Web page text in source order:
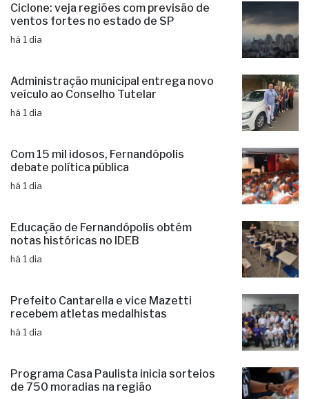
Ciclone: veja regiões com previsão de
ventos fortes no estado de SP
há 1 dia
Administração municipal entrega novo
veículo ao Conselho Tutelar
há 1 dia
Com 15 mil idosos, Fernandópolis
debate política pública
há 1 dia
Educação de Fernandópolis obtém
notas históricas no IDEB
há 1 dia
Prefeito Cantarella e vice Mazetti
recebem atletas medalhistas
há 1 dia
Programa Casa Paulista inicia sorteios
de 750 moradias na região